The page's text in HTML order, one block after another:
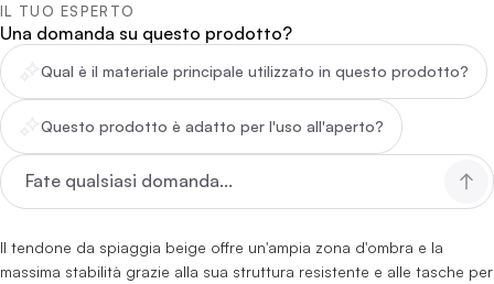
IL TUO ESPERTO
Una domanda su questo prodotto?
Qual è il materiale principale utilizzato in questo prodotto?
Questo prodotto è adatto per l'uso all'aperto?
Il tendone da spiaggia beige offre un'ampia zona d'ombra e la
massima stabilità grazie alla sua struttura resistente e alle tasche per